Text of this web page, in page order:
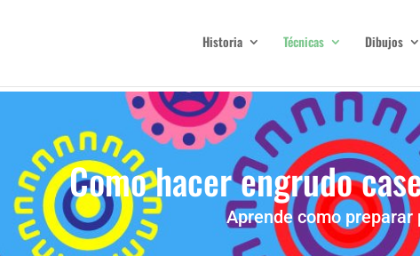
Historia Técnicas Dibujos
Como hacer engrudo
Aprende como